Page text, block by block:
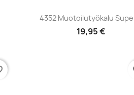
Pikakatselu
4352 Muotoilutyökalu
19,95 €